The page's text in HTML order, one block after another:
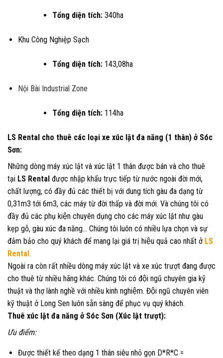
Tổng diện tích:340ha
Khu Công Nghiệp Sạch
Tổng diện tích: 143,08ha
Nội Bài Industrial Zone
Tổng diện tích: 114ha
LS Rental cho thuê các loại xe xúc lật đa năng (1 thân) ở Sóc
Sơn:
Những dòng máy xúc lật và xúc lật 1 thân được bán và cho thuê
tại LS Rental được nhập khẩu trực tiếp từ nước ngoài đời mới,
chất lượng, có đầy đủ các thiết bị với dung tích gàu đa dạng từ
0,31m3 tới 6m3, các máy từ đời thấp và đời mới. Và chúng tôi có
đầy đủ các phụ kiện chuyên dụng cho các máy xúc lật như gàu
kẹp gỗ, gàu xúc đa năng… Chúng tôi luôn có nhiều lựa chọn và sự
đảm bảo cho quý khách để mang lại giá trị hiệu quả cao nhất ở LS
Rental.
Ngoài ra còn rất nhiều dòng máy xúc lật và xe xúc trượt đang được
cho thuê từ nhiều hãng khác. Chúng tôi có đội ngũ chuyên gia kỹ
thuật và thợ lành nghề với nhiều kinh nghiệm. Đội ngũ chuyên viên
kỹ thuật ở Long Sen luôn sẵn sàng để phục vụ quý khách.
Thuê xúc lật đa năng ở Sóc Sơn (Xúc lật trượt):
Ưu điểm:
Được thiết kế theo dạng 1 thân siêu nhỏ gọn D*R*C =